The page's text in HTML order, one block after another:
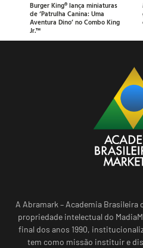
Burger King® lança miniaturas
de ‘Patrulha Canina: Uma
Aventura Dino’ no Combo King
Jr.™
A Abramark – Academia
propriedade intelectual do
final dos anos 1990,
tem como missão instituir e